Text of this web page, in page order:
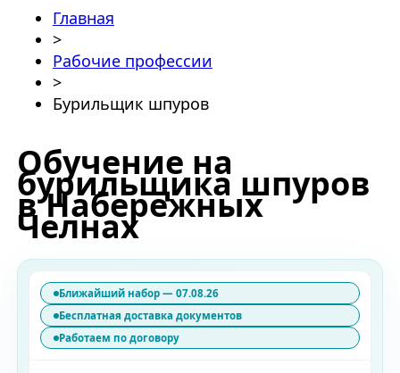
Главная
>
Рабочие профессии
>
Бурильщик шпуров
Обучение на
бурильщика шпуров
в Набережных
Челнах
Ближайший набор — 07.08.26
Бесплатная доставка документов
Работаем по договору